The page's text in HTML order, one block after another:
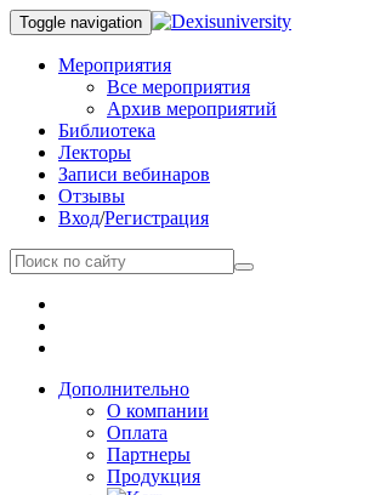
Toggle navigation
Мероприятия
Все мероприятия
Архив мероприятий
Библиотека
Лекторы
Записи вебинаров
Отзывы
Вход/Регистрация
Дополнительно
О компании
Оплата
Партнеры
Продукция